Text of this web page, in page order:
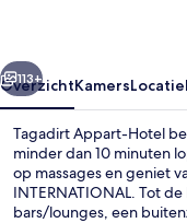
Volgende
113+
OverzichtKamersLocatie
Tagadirt Appart-Hotel
minder dan 10 minuten
op massages en geniet
INTERNATIONAL. Tot
bars/lounges, een